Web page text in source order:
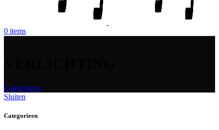
0 items
Categorieen
Sluiten
Categorieen